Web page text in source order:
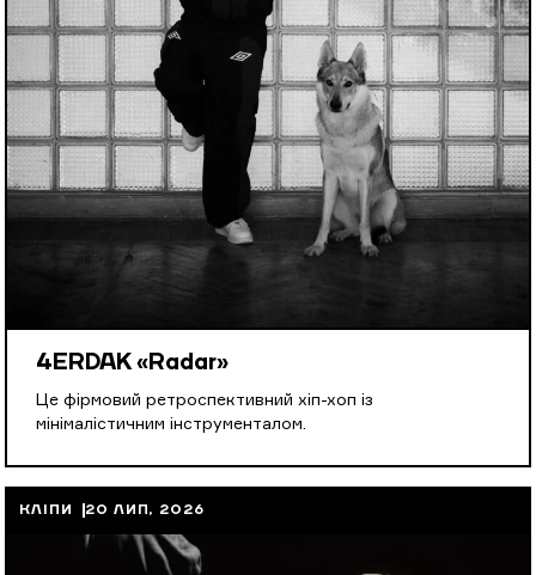
4ERDAK «Radar»
Це фірмовий ретроспективний хіп-хоп із
мінімалістичним інструменталом.
КЛІПИ 20 ЛИП, 2026